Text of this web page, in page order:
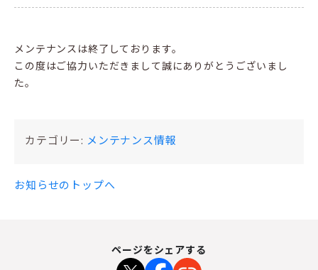
メンテナンスは終了しております。
この度はご協力いただきまして誠にありがとうございまし
た。
カテゴリー: メンテナンス情報
お知らせのトップへ
ページをシェアする